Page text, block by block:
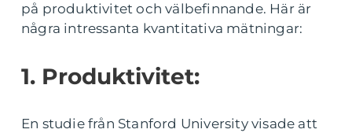
på produktivitet och välbefinnande. Här är
några intressanta kvantitativa mätningar:
1. Produktivitet:
En studie från Stanford University visade att